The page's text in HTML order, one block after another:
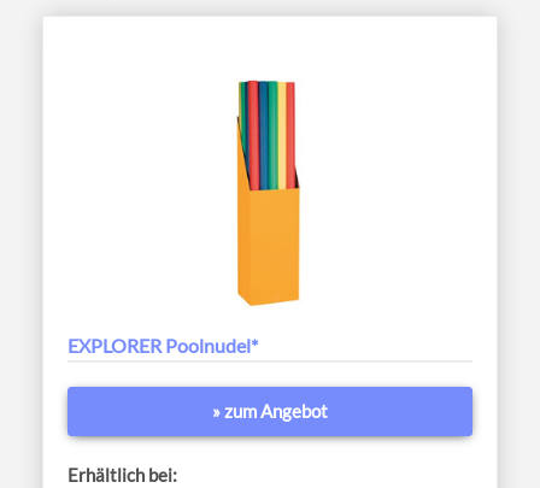
EXPLORER Poolnudel*
» zum Angebot
Erhältlich bei: